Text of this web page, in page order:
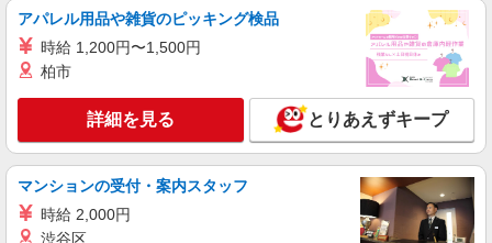
井野／面接なし！シニア向け住宅STAFF◎お
仕事は見守りなど
時給1500円〜2125円 ＜日払い有/週払い有/交
高崎市内 ≪井野駅周辺≫
キープ 詳細を見る
アルバイト
日研トータルソーシング株式会社 メディカルケア事業部/高崎オフィ
アパレル用品や雑貨のピッキング検品
時給 1,200円〜1,500円
柏市
詳細を見る とりあえずキープ
マンションの受付・案内スタッフ
時給 2,000円
渋谷区